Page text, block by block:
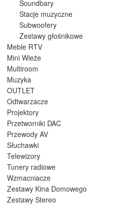
Soundbary
Stacje muzyczne
Subwoofery
Zestawy głośnikowe
Meble RTV
Mini Wieże
Multiroom
Muzyka
OUTLET
Odtwarzacze
Projektory
Przetworniki DAC
Przewody AV
Słuchawki
Telewizory
Tunery radiowe
Wzmacniacze
Zestawy Kina Domowego
Zestawy Stereo